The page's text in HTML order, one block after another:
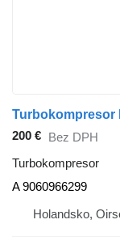
200 € Bez DPH
Turbokompresor
A 9060966299
Holandsko,